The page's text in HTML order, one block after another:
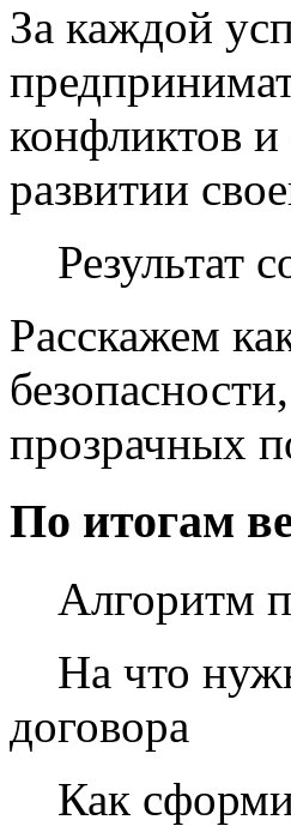
За каждой
конфликтов
развитии
Результат
Расскажем
прозрачных
По итогам
Алгоритм
На что
договора
Как